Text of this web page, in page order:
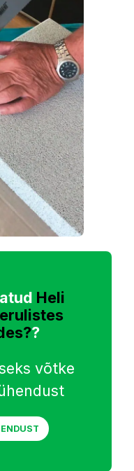
Heli
?
võtke